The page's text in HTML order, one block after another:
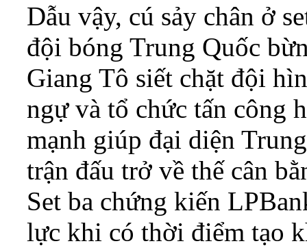
Dẫu vậy, cú sảy chân ở
đội bóng Trung Quốc
Giang Tô siết chặt đội
ngự và tổ chức tấn công
mạnh giúp đại diện
trận đấu trở về thế cân
Set ba chứng kiến
lực khi có thời điểm tạo